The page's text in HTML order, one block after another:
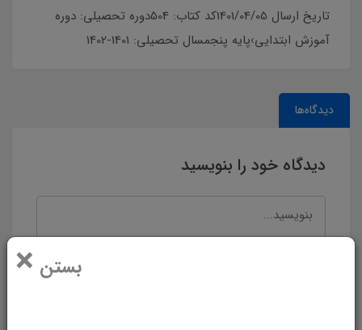
بستن ×
تاریخ ارسال 1401/04/05کد کتاب: 504دوره تحصیلی: دوره
آموزش ابتدایی›پایه پنجمسال تحصیلی: 1401-1402
دیدگاه‌ها
دیدگاه خود را بنویسید